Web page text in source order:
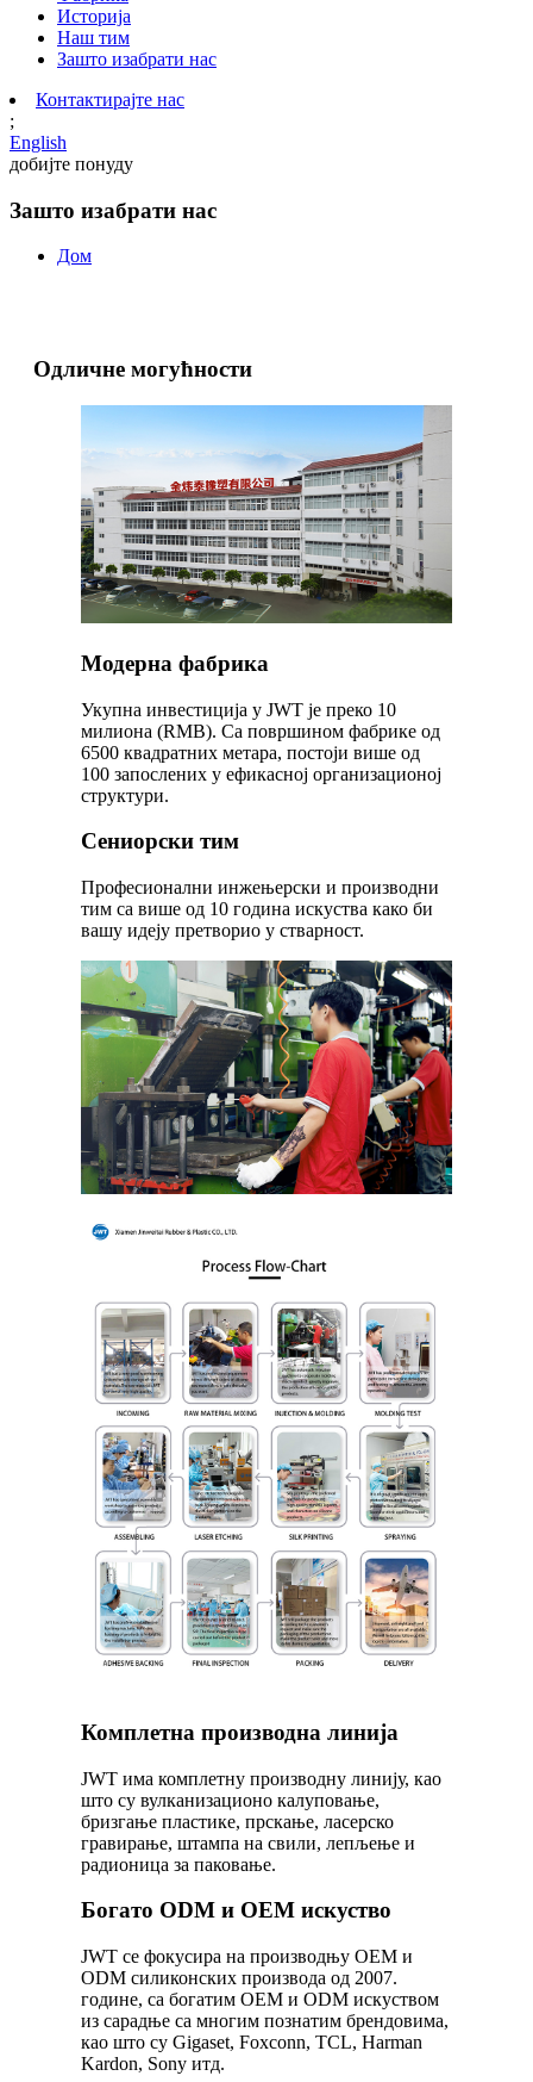
Историја
Наш тим
Зашто изабрати нас
Контактирајте нас
;
English
добијте понуду
Зашто изабрати нас
Дом
Одличне могућности
Модерна фабрика
Укупна инвестиција у JWT је преко 10
милиона (RMB). Са површином фабрике од
6500 квадратних метара, постоји више од
100 запослених у ефикасној организационој
структури.
Сениорски тим
Професионални инжењерски и производни
тим са више од 10 година искуства како би
вашу идеју претворио у стварност.
Комплетна производна линија
JWT има комплетну производну линију, као
што су вулканизационо калуповање,
бризгање пластике, прскање, ласерско
гравирање, штампа на свили, лепљење и
радионица за паковање.
Богато ODM и OEM искуство
JWT се фокусира на производњу OEM и
ODM силиконских производа од 2007.
године, са богатим OEM и ODM искуством
из сарадње са многим познатим брендовима,
као што су Gigaset, Foxconn, TCL, Harman
Kardon, Sony итд.